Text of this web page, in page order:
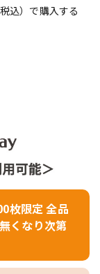
込）で購入する
枚限定 全品
くなり次第